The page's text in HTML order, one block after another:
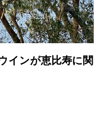
インが恵比寿に関